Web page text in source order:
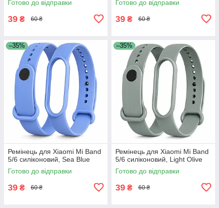
Готово до відправки
39 ₴ 60 ₴
Готово до відправки
39 ₴ 60 ₴
–35%
Ремінець для Xiaomi Mi Band
5/6 силіконовий, Sea Blue
Готово до відправки
39 ₴ 60 ₴
–35%
Ремінець для Xiaomi Mi Band
5/6 силіконовий, Light Olive
Готово до відправки
39 ₴ 60 ₴